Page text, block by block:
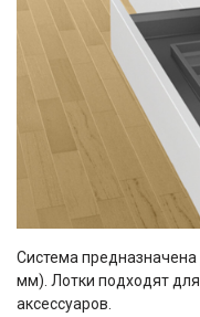
Система
мм). Лотки подходят
аксессуаров.